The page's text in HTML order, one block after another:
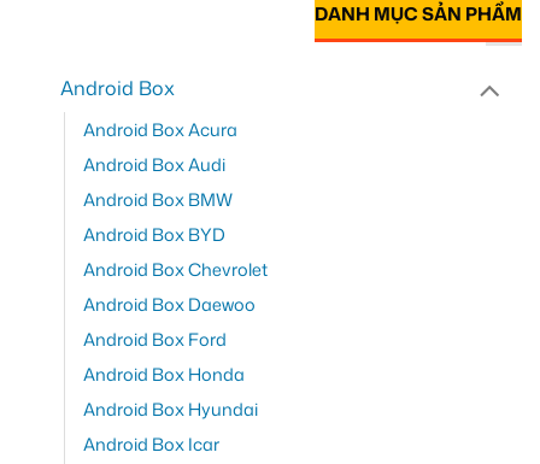
DANH MỤC SẢN PHẨM
Android Box
Android Box Acura
Android Box Audi
Android Box BMW
Android Box BYD
Android Box Chevrolet
Android Box Daewoo
Android Box Ford
Android Box Honda
Android Box Hyundai
Android Box Icar